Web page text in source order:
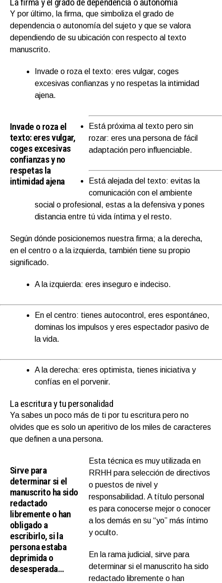
Y por último, la firma, que simboliza el grado de
dependencia o autonomía del sujeto y que se valora
dependiendo de su ubicación con respecto al texto
manuscrito.
Invade o roza el texto: eres vulgar, coges
excesivas confianzas y no respetas la intimidad
ajena.
Invade o roza el
texto: eres vulgar,
coges excesivas
confianzas y no
respetas la
intimidad ajena
Está próxima al texto pero sin
rozar: eres una persona de fácil
adaptación pero influenciable.
Está alejada del texto: evitas la
comunicación con el ambiente
social o profesional, estas a la defensiva y pones
distancia entre tú vida íntima y el resto.
Según dónde posicionemos nuestra firma; a la derecha,
en el centro o a la izquierda, también tiene su propio
significado.
A la izquierda: eres inseguro e indeciso.
En el centro: tienes autocontrol, eres espontáneo,
dominas los impulsos y eres espectador pasivo de
la vida.
A la derecha: eres optimista, tienes iniciativa y
confías en el porvenir.
La escritura y tu personalidad
Ya sabes un poco más de ti por tu escritura pero no
olvides que es solo un aperitivo de los miles de caracteres
que definen a una persona.
Sirve para
determinar si el
manuscrito ha sido
redactado
libremente o han
obligado a
escribirlo, si la
persona estaba
deprimida o
desesperada…
Esta técnica es muy utilizada en
RRHH para selección de directivos
o puestos de nivel y
responsabilidad. A título personal
es para conocerse mejor o conocer
a los demás en su “yo” más íntimo
y oculto.
En la rama judicial, sirve para
determinar si el manuscrito ha sido
redactado libremente o han